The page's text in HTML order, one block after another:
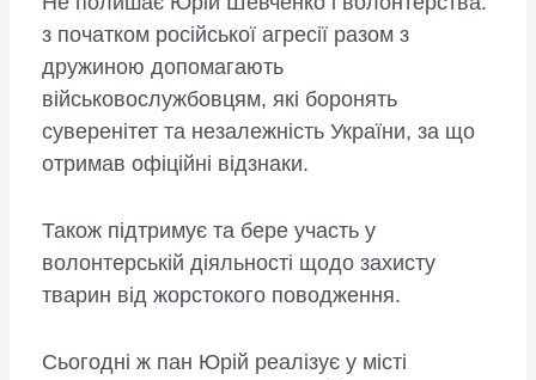
з початком російської агресії разом з
дружиною допомагають
військовослужбовцям, які боронять
суверенітет та незалежність України, за що
отримав офіційні відзнаки.
Також підтримує та бере участь у
волонтерській діяльності щодо захисту
тварин від жорстокого поводження.
Сьогодні ж пан Юрій реалізує у місті